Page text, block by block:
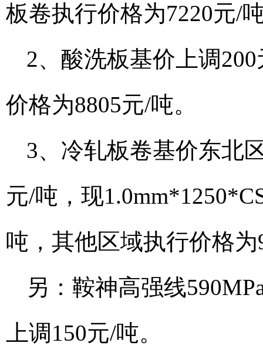
板卷执行价格为7220元/
2、酸洗板基价上调
价格为8805元/吨。
3、冷轧板卷基价东北
元/吨，现
吨，其他区域执行价格为
另：鞍神高强线
上调150元/吨。